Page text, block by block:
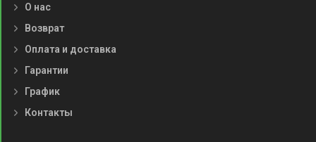
О нас
Возврат
Оплата и доставка
Гарантии
График
Контакты